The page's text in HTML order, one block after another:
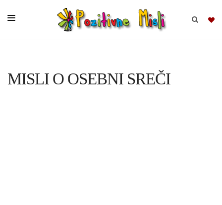
MISLI O OSEBNI SREČI